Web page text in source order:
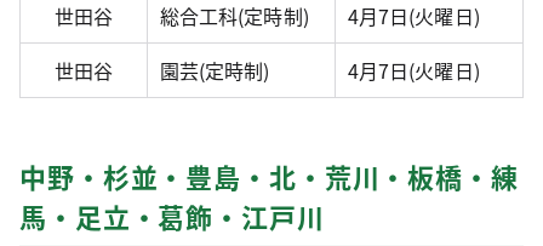
世田谷
総合工科(定時制)
4月7日(火曜日)
世田谷
園芸(定時制) 4月7日(火曜日)
中野・杉並・豊島・北・荒川・板橋・練
馬・足立・葛飾・江戸川